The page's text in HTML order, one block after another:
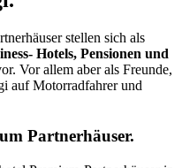
stellen sich als
Hotels, Pensionen und
Vor allem aber als Freunde,
auf Motorradfahrer und
Partnerhäuser.